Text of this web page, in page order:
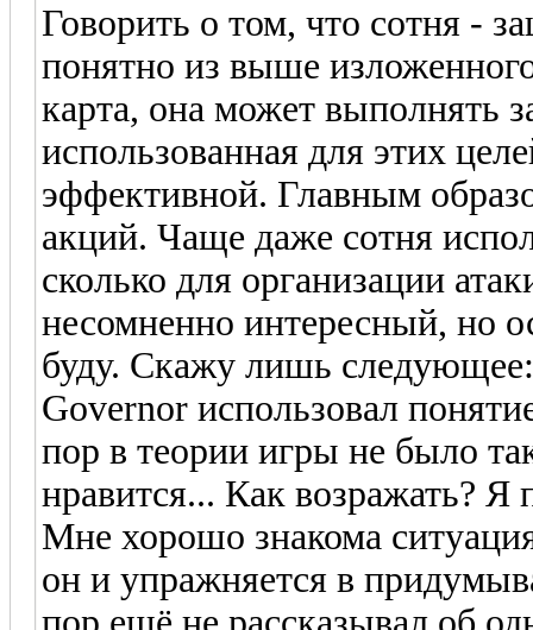
Говорить о том, что сотня -
понятно из выше
карта, она может выполнять
использованная для этих
эффективной. Главным
акций. Чаще даже сотня
сколько для организации
несомненно интересный, но
буду. Скажу лишь следующее:
Governor использовал
пор в теории игры не было
нравится... Как возражать?
Мне хорошо знакома
он и упражняется в